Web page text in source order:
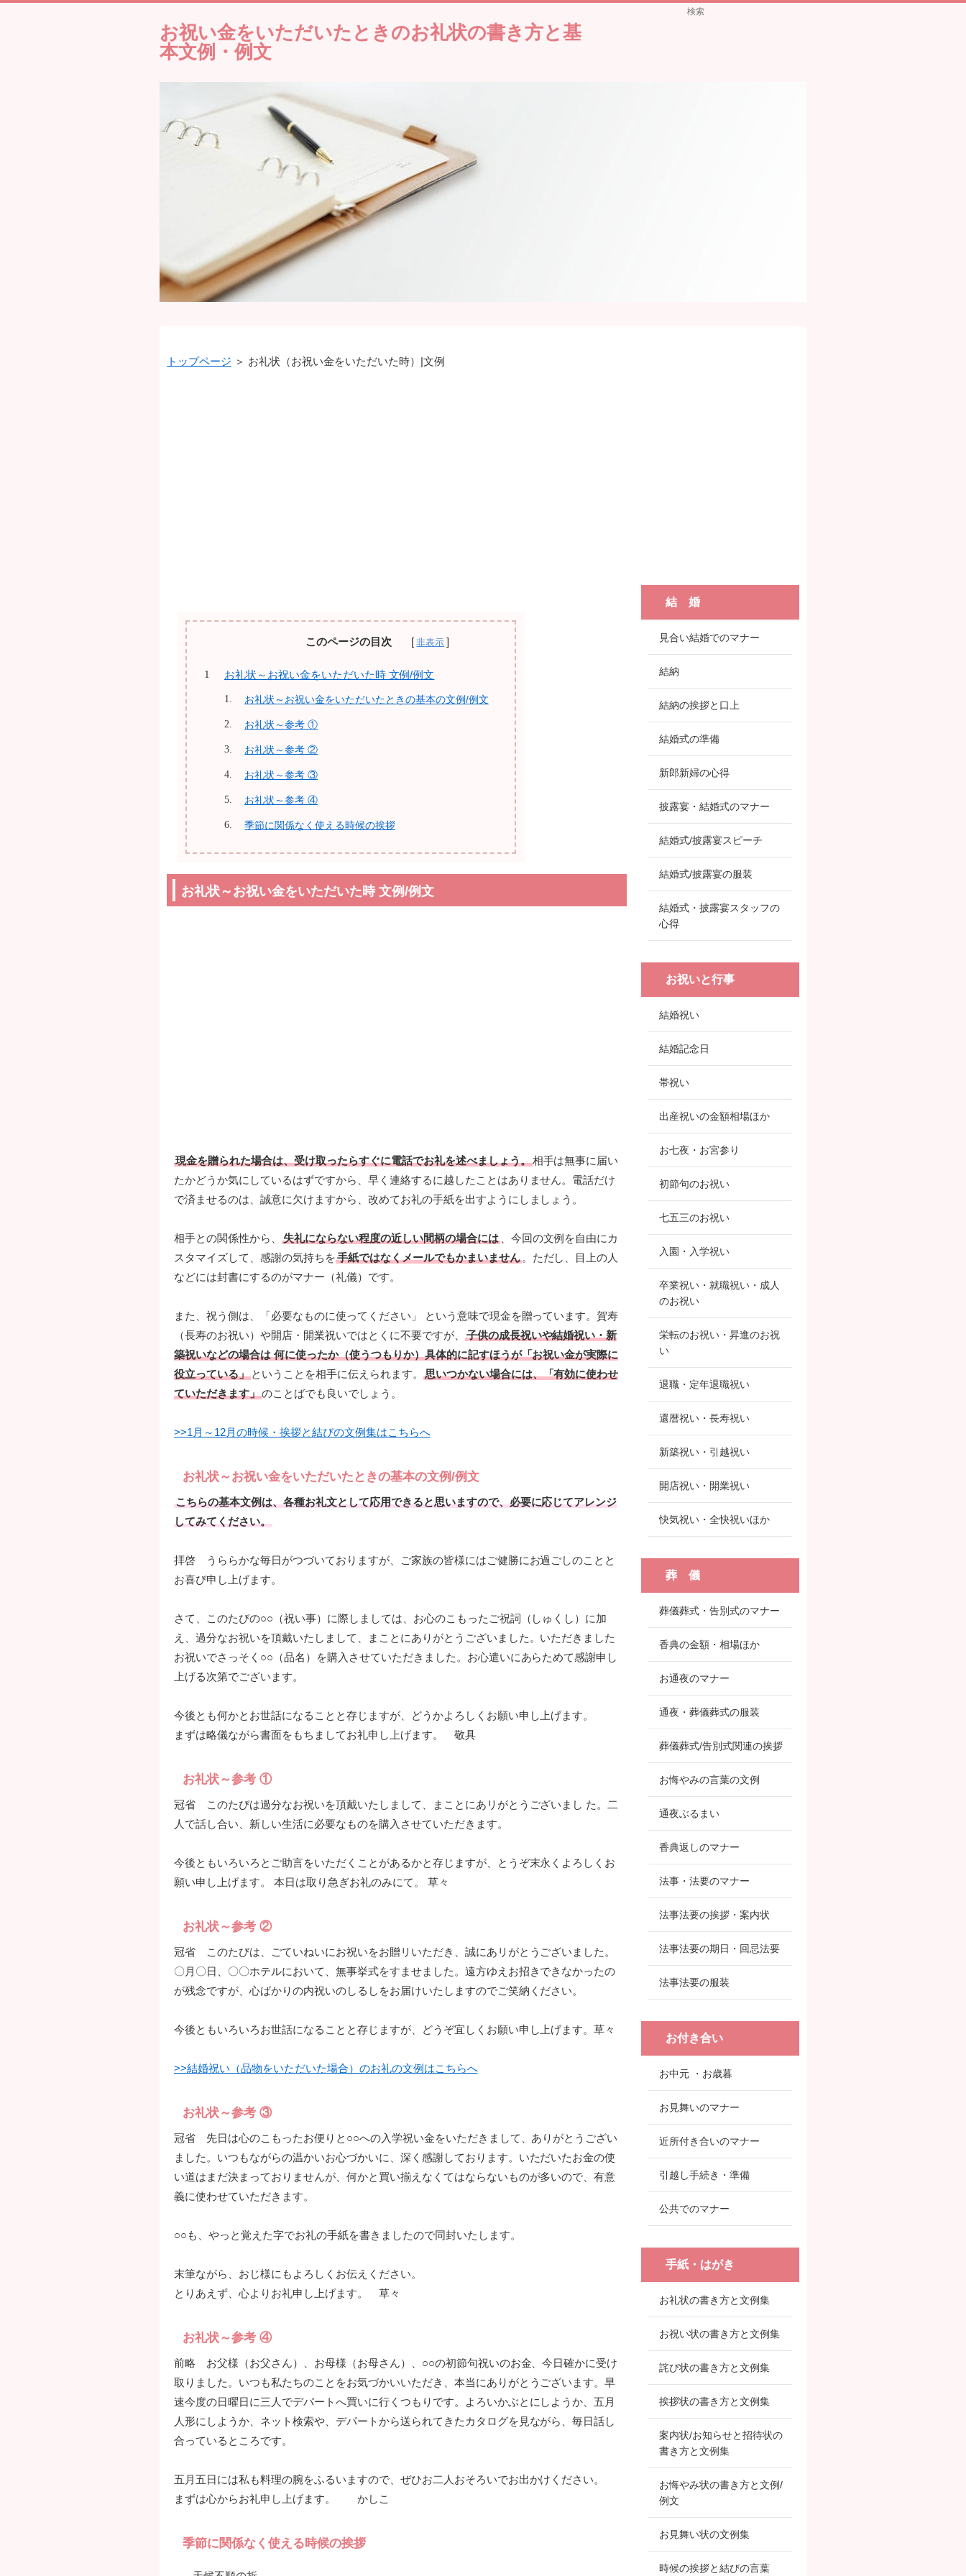
お祝い金をいただいたときのお礼状の書き方と基
本文例・例文
トップページ ＞ お礼状（お祝い金をいただいた時）|文例
このページの目次
お礼状～お祝い金をいただいた時 文例/例文
お礼状～お祝い金をいただいたときの基本の文例/例文
お礼状～参考 ①
お礼状～参考 ②
お礼状～参考 ③
お礼状～参考 ④
季節に関係なく使える時候の挨拶
お礼状～お祝い金をいただいた時 文例/例文
現金を贈られた場合は、受け取ったらすぐに電話でお礼を述べましょう。相手は無事に届い
たかどうか気にしているはずですから、早く連絡するに越したことはありません。電話だけ
で済ませるのは、誠意に欠けますから、改めてお礼の手紙を出すようにしましょう。
相手との関係性から、 失礼にならない程度の近しい間柄の場合には、今回の文例を自由にカ
スタマイズして、感謝の気持ちを手紙ではなくメールでもかまいません。ただし、目上の人
などには封書にするのがマナー（礼儀）です。
また、祝う側は、「必要なものに使ってください」 という意味で現金を贈っています。賀寿
（長寿のお祝い）や開店・開業祝いではとくに不要ですが、
子供の成長祝いや結婚祝い・新
築祝いなどの場合は 何に使ったか（使うつもりか）具体的に記すほうが「お祝い金が実際に
役立っている」ということを相手に伝えられます。
思いつかない場合には、「有効に使わせ
ていただきます」のことばでも良いでしょう。
>>1月～12月の時候・挨拶と結びの文例集はこちらへ
お礼状～お祝い金をいただいたときの基本の文例/例文
こちらの基本文例は、各種お礼文として応用できると思いますので、必要に応じてアレンジ
してみてください。
拝啓 うららかな毎日がつづいておりますが、ご家族の皆様にはご健勝にお過ごしのことと
お喜び申し上げます。
さて、このたびの○○（祝い事）に際しましては、お心のこもったご祝詞（しゅくし）に加
え、過分なお祝いを頂戴いたしまして、まことにありがとうございました。いただきました
お祝いでさっそく○○（品名）を購入させていただきました。お心遣いにあらためて感謝申し
上げる次第でございます。
今後とも何かとお世話になることと存じますが、どうかよろしくお願い申し上げます。
まずは略儀ながら書面をもちましてお礼申し上げます。 敬具
お礼状～参考 ①
冠省 このたびは過分なお祝いを頂戴いたしまして、まことにあリがとうございまし た。二
人で話し合い、新しい生活に必要なものを購入させていただきます。
今後ともいろいろとご助言をいただくことがあるかと存じますが、とうぞ末永くよろしくお
願い申し上げます。 本日は取り急ぎお礼のみにて。 草々
お礼状～参考 ②
冠省 このたびは、ごていねいにお祝いをお贈リいただき、誠にあリがとうございました。
〇月〇日、〇〇ホテルにおいて、無事挙式をすませました。遠方ゆえお招きできなかったの
が残念ですが、心ばかりの内祝いのしるしをお届けいたしますのでご笑納ください。
今後ともいろいろお世話になることと存じますが、どうぞ宜しくお願い申し上げます。草々
>>結婚祝い（品物をいただいた場合）のお礼の文例はこちらへ
お礼状～参考 ③
冠省 先日は心のこもったお便りと○○への入学祝い金をいただきまして、ありがとうござい
ました。いつもながらの温かいお心づかいに、深く感謝しております。いただいたお金の使
い道はまだ決まっておりませんが、何かと買い揃えなくてはならないものが多いので、有意
義に使わせていただきます。
○○も、やっと覚えた字でお礼の手紙を書きましたので同封いたします。
末筆ながら、おじ様にもよろしくお伝えください。
とりあえず、心よりお礼申し上げます。 草々
お礼状～参考 ④
前略 お父様（お父さん）、お母様（お母さん）、○○の初節句祝いのお金、今日確かに受け
取りました。いつも私たちのことをお気づかいいただき、本当にありがとうございます。早
速今度の日曜日に三人でデパートへ買いに行くつもりです。よろいかぶとにしようか、五月
人形にしようか、ネット検索や、デパートから送られてきたカタログを見ながら、毎日話し
合っているところです。
五月五日には私も料理の腕をふるいますので、ぜひお二人おそろいでお出かけください。
まずは心からお礼申し上げます。 かしこ
季節に関係なく使える時候の挨拶
結 婚
見合い結婚でのマナー
結納
結納の挨拶と口上
結婚式の準備
新郎新婦の心得
披露宴・結婚式のマナー
結婚式/披露宴スピーチ
結婚式/披露宴の服装
結婚式・披露宴スタッフの
心得
お祝いと行事
結婚祝い
結婚記念日
帯祝い
出産祝いの金額相場ほか
お七夜・お宮参り
初節句のお祝い
七五三のお祝い
入園・入学祝い
卒業祝い・就職祝い・成人
のお祝い
栄転のお祝い・昇進のお祝
い
退職・定年退職祝い
還暦祝い・長寿祝い
新築祝い・引越祝い
開店祝い・開業祝い
快気祝い・全快祝いほか
葬 儀
葬儀葬式・告別式のマナー
香典の金額・相場ほか
お通夜のマナー
通夜・葬儀葬式の服装
葬儀葬式/告別式関連の挨拶
お悔やみの言葉の文例
通夜ぶるまい
香典返しのマナー
法事・法要のマナー
法事法要の挨拶・案内状
法事法要の期日・回忌法要
法事法要の服装
お付き合い
お中元 ・お歳暮
お見舞いのマナー
近所付き合いのマナー
引越し手続き・準備
公共でのマナー
手紙・はがき
お礼状の書き方と文例集
お祝い状の書き方と文例集
詫び状の書き方と文例集
挨拶状の書き方と文例集
案内状/お知らせと招待状の
書き方と文例集
お悔やみ状の書き方と文例/
例文
お見舞い状の文例集
時候の挨拶と結びの言葉